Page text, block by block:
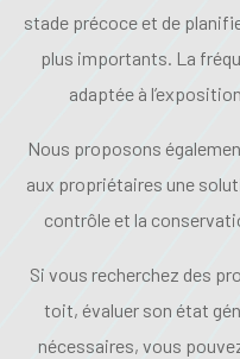
stade précoce et de
plus importants. La
adaptée à
Nous proposons
aux propriétaires une
contrôle et la
Si vous recherchez des
toit, évaluer son état
nécessaires, vous